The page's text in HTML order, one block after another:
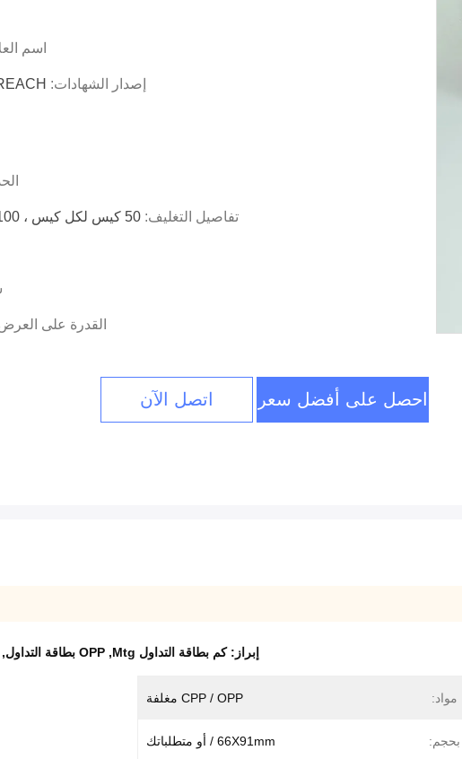
اسم
إصدار الشهادات:
تفاصيل التغليف: 50 كيس لكل كيس ، 100 كيس لكل كرتون رئيسي
القدرة على
احصل على أفضل سعر اتصل الآن
إبراز:كم بطاقة التداول Mtg , OPP بطاقة التداول ,
مواد: CPP / OPP مغلفة
بحجم: 66X91mm / أو متطلباتك